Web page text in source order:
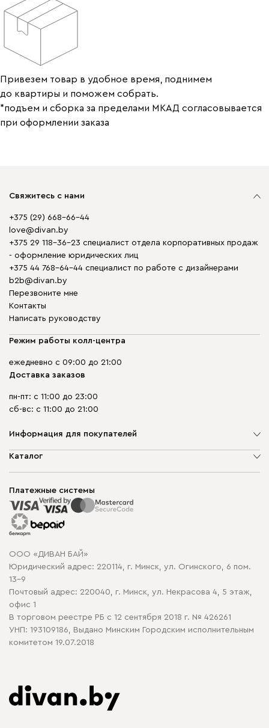
Привезем товар в удобное время, поднимем
до квартиры и поможем собрать.
*подъем и сборка за пределами МКАД согласовывается
при оформлении заказа
Свяжитесь с нами
+375 (29) 668-66-44
love@divan.by
+375 29 118-36-23 специалист отдела корпоративных продаж
- оформление юридических лиц
+375 44 768-64-44 специалист по работе с дизайнерами
b2b@divan.by
Перезвоните мне
Контакты
Написать руководству
Режим работы колл-центра
ежедневно с 09:00 до 21:00
Доставка заказов
пн-пт: с 11:00 до 23:00
сб-вс: с 11:00 до 21:00
Информация для покупателей
О компании
Способы оплаты
Рассрочка и кредит
Гарантия
Карта сайта
Политика конфиденциальности
Политика в отношении обработки cookie
Каталог
Корпусная мебель
Распродажа мебели
Платежные системы
ООО «ДИВАН БАЙ»
Юридический адрес: 220114, г. Минск, ул. Огинского, 6 пом.
13-9
Почтовый адрес: 220040, г. Минск, ул. Некрасова 4, 5 этаж,
офис 1
В торговом реестре РБ с 12 сентября 2018 г. № 426261
УНП: 193109186, Выдано Минским Городским исполнительным
комитетом 19.07.2018